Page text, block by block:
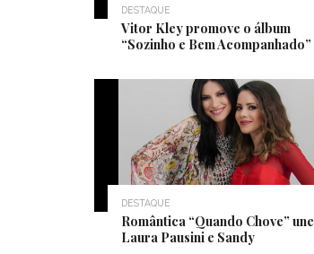
DESTAQUE
Vitor Kley promove o álbum
“Sozinho e Bem Acompanhado”
DESTAQUE
Romântica “Quando Chove” une
Laura Pausini e Sandy